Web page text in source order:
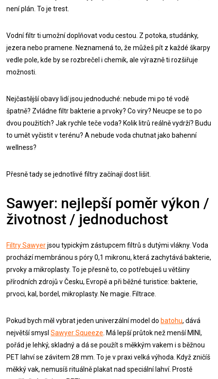
není plán. To je trest.
Vodní filtr ti umožní doplňovat vodu cestou. Z potoka, studánky,
jezera nebo pramene. Neznamená to, že můžeš pít z každé škarpy
vedle pole, kde by se rozbrečel i chemik, ale výrazně ti rozšiřuje
možnosti.
Nejčastější obavy lidí jsou jednoduché: nebude mi po té vodě
špatně? Zvládne filtr bakterie a prvoky? Co viry? Neucpe se to po
dvou použitích? Jak rychle teče voda? Kolik litrů reálně vydrží? Budu
to umět vyčistit v terénu? A nebude voda chutnat jako bahenní
wellness?
Přesně tady se jednotlivé filtry začínají dost lišit.
Sawyer: nejlepší poměr výkon /
životnost / jednoduchost
Filtry Sawyerjsou typickým zástupcem filtrů s dutými vlákny. Voda
prochází membránou s póry 0,1 mikronu, která zachytává bakterie,
prvoky a mikroplasty. To je přesně to, co potřebuješ u většiny
přírodních zdrojů v Česku, Evropě a při běžné turistice: bakterie,
prvoci, kal, bordel, mikroplasty. Ne magie. Filtrace.
Pokud bych měl vybrat jeden univerzální model do batohu, dává
největší smysl Sawyer Squeeze. Má lepší průtok než menší MINI,
pořád je lehký, skladný a dá se použít s měkkým vakem i s běžnou
PET lahví se závitem 28 mm. To je v praxi velká výhoda. Když zničíš
měkký vak, nemusíš rituálně plakat nad speciální lahví. Prostě